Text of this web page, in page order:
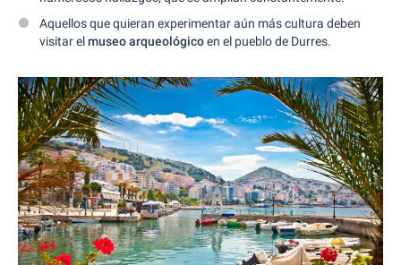
Aquellos que quieran experimentar aún más cultura deben
visitar elmuseo arqueológicoen el pueblo de Durres.